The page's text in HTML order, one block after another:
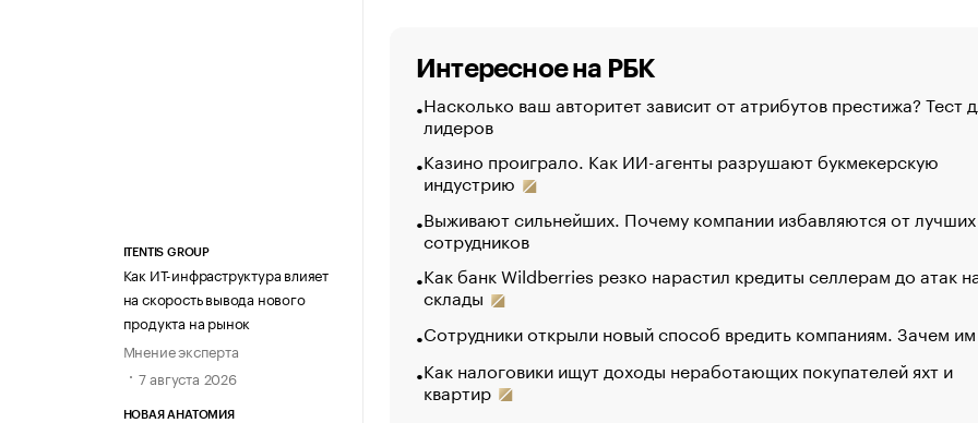
ITENTIS GROUP
Как ИТ-инфраструктура влияет
на скорость вывода нового
продукта на рынок
Мнение эксперта
7 августа 2026
НОВАЯ АНАТОМИЯ
Интересное на РБК
Насколько ваш авторитет зависит от атрибутов престижа? Тест
лидеров
Казино проиграло. Как ИИ-агенты разрушают букмекерскую
индустрию
Выживают сильнейших. Почему компании избавляются от лучших
сотрудников
Как банк Wildberries резко нарастил кредиты селлерам до атак
склады
Сотрудники открыли новый способ вредить компаниям. Зачем
Как налоговики ищут доходы неработающих покупателей яхт и
квартир